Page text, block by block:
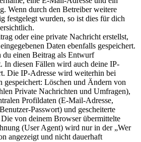
Wenn durch den Betreiber weitere
festgelegt wurden, so ist dies für dich
oder eine private Nachricht erstellst,
Daten ebenfalls gespeichert.
du einen Beitrag als Entwurf
In diesen Fällen wird auch deine IP-
Die IP-Adresse wird weiterhin bei
gespeichert: Löschen und Ändern von
Private Nachrichten und Umfragen),
Profildaten (E-Mail-Adresse,
Passwort) und gescheiterte
von deinem Browser übermittelte
(User Agent) wird nur in der „Wer
angezeigt und nicht dauerhaft